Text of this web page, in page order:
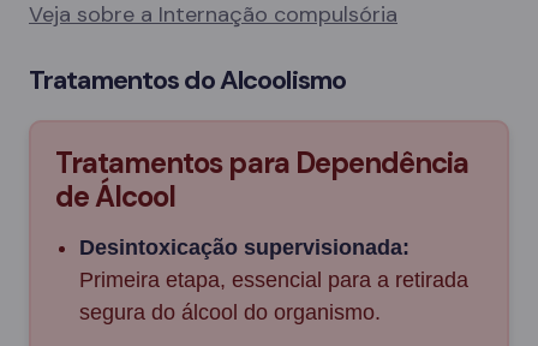
Veja sobre a Internação compulsória
Tratamentos do Alcoolismo
Tratamentos para Dependência
de Álcool
Desintoxicação supervisionada:
Primeira etapa, essencial para a retirada
segura do álcool do organismo.